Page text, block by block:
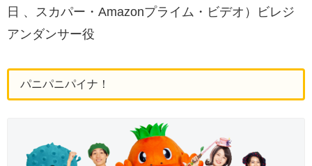
日 、スカパー・Amazonプライム・ビデオ）ビレジ
アンダンサー役
パニパニパイナ！